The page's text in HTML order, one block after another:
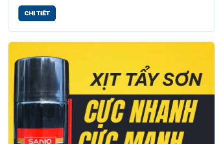
chậu cây, tượng trang trí, cổng sắt, khung ảnh và nhiều
CHI TIẾT